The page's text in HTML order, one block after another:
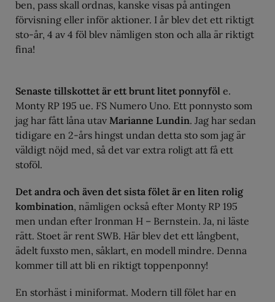
ben, pass skall ordnas, kanske visas på antingen
förvisning eller inför aktioner. I år blev det ett riktigt
sto-år, 4 av 4 föl blev nämligen ston och alla är riktigt
fina!
Senaste tillskottet är ett brunt litet ponnyföl e.
Monty RP 195 ue. FS Numero Uno. Ett ponnysto som
jag har fått låna utav Marianne Lundin. Jag har sedan
tidigare en 2-års hingst undan detta sto som jag är
väldigt nöjd med, så det var extra roligt att få ett
stoföl.
Det andra och även det sista fölet är en liten rolig
kombination, nämligen också efter Monty RP 195
men undan efter Ironman H – Bernstein. Ja, ni läste
rätt. Stoet är rent SWB. Här blev det ett långbent,
ädelt fuxsto men, såklart, en modell mindre. Denna
kommer till att bli en riktigt toppenponny!
En storhäst i miniformat. Modern till fölet har en